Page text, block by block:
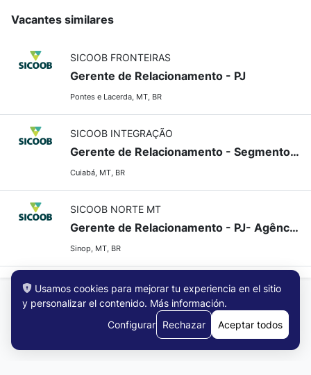
Vacantes similares
SICOOB FRONTEIRAS
Gerente de Relacionamento - PJ
Pontes e Lacerda, MT, BR
SICOOB INTEGRAÇÃO
Gerente de Relacionamento - Segmento Pessoa Jurídica
Cuiabá, MT, BR
SICOOB NORTE MT
Gerente de Relacionamento - PJ- Agência Vitória Régia-Sinop-MT
Sinop, MT, BR
Usamos cookies para mejorar tu experiencia en el sitio
y personalizar el contenido. Más información.
Configurar
Rechazar Aceptar todos